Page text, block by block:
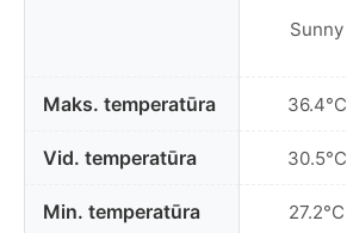
Maks. temperatūra
Vid. temperatūra
Min. temperatūra
Sunny
36.4°C
30.5°C
27.2°C